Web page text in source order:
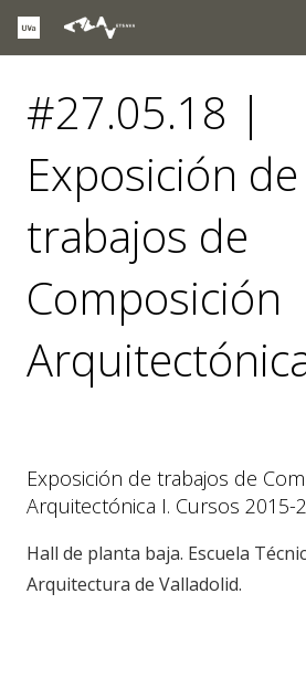
#27.05.18 |
Exposición de
trabajos de
Composición
Exposición de trabajos de
Arquitectónica I. Cursos 2015-
Hall de planta baja. Escuela
Arquitectura de Valladolid.